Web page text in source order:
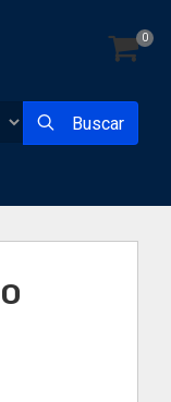
0
Buscar